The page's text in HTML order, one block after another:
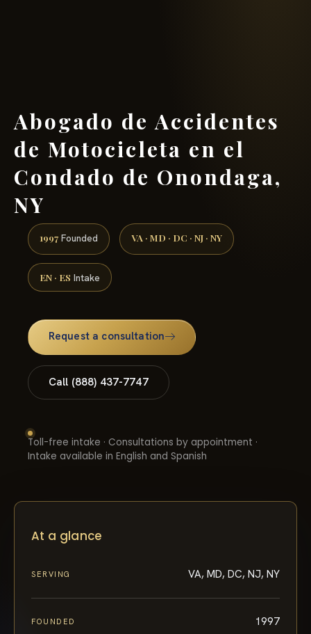
Abogado de Accidentes
de Motocicleta en el
Condado de Onondaga,
NY
1997 Founded VA · MD · DC · NJ · NY
EN · ES Intake
Request a consultation
Call (888) 437-7747
Toll-free intake · Consultations by appointment ·
Intake available in English and Spanish
At a glance
SERVING VA, MD, DC, NJ, NY
FOUNDED 1997